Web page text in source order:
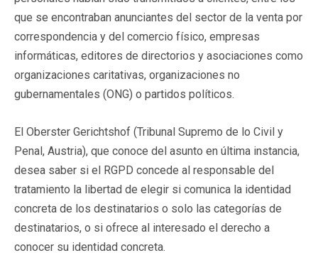
que se encontraban anunciantes del sector de la venta por
correspondencia y del comercio físico, empresas
informáticas, editores de directorios y asociaciones como
organizaciones caritativas, organizaciones no
gubernamentales (ONG) o partidos políticos.
El Oberster Gerichtshof (Tribunal Supremo de lo Civil y
Penal, Austria), que conoce del asunto en última instancia,
desea saber si el RGPD concede al responsable del
tratamiento la libertad de elegir si comunica la identidad
concreta de los destinatarios o solo las categorías de
destinatarios, o si ofrece al interesado el derecho a
conocer su identidad concreta.